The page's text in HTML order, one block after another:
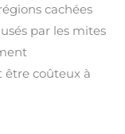
cachées
par les mites
coûteux à